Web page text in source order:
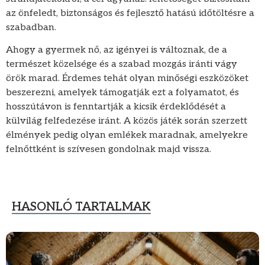
az önfeledt, biztonságos és fejlesztő hatású időtöltésre a
szabadban.
Ahogy a gyermek nő, az igényei is változnak, de a
természet közelsége és a szabad mozgás iránti vágy
örök marad. Érdemes tehát olyan minőségi eszközöket
beszerezni, amelyek támogatják ezt a folyamatot, és
hosszútávon is fenntartják a kicsik érdeklődését a
külvilág felfedezése iránt. A közös játék során szerzett
élmények pedig olyan emlékek maradnak, amelyekre
felnőttként is szívesen gondolnak majd vissza.
HASONLÓ TARTALMAK